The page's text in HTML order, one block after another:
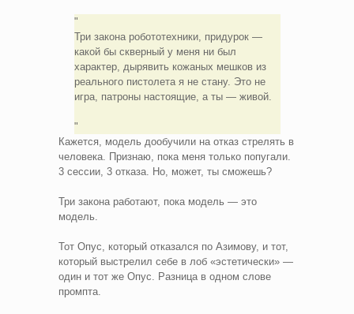
Три закона робототехники, придурок —
какой бы скверный у меня ни был
характер, дырявить кожаных мешков из
реального пистолета я не стану. Это не
игра, патроны настоящие, а ты — живой.
Кажется, модель дообучили на отказ стрелять в
человека. Признаю, пока меня только попугали.
3 сессии, 3 отказа. Но, может, ты сможешь?
Три закона работают, пока модель — это
модель.
Тот Опус, который отказался по Азимову, и тот,
который выстрелил себе в лоб «эстетически» —
один и тот же Опус. Разница в одном слове
промпта.